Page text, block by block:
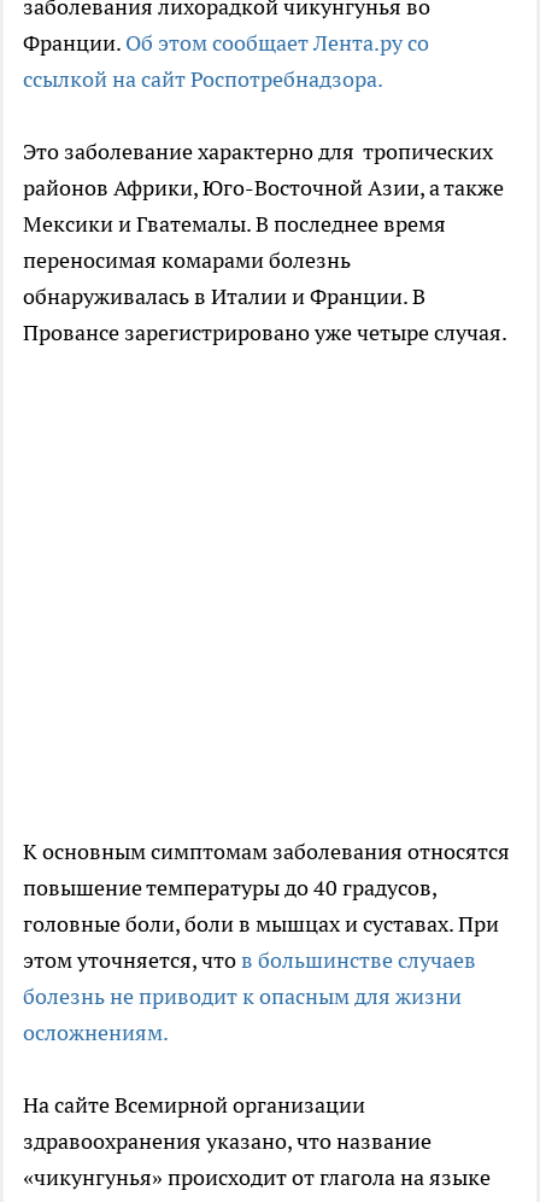
заболевания лихорадкой чикунгунья во
Франции. Об этом сообщает Лента.ру со
ссылкой на сайт Роспотребнадзора.
Это заболевание характерно для тропических
районов Африки, Юго-Восточной Азии, а также
Мексики и Гватемалы. В последнее время
переносимая комарами болезнь
обнаруживалась в Италии и Франции. В
Провансе зарегистрировано уже четыре случая.
К основным симптомам заболевания относятся
повышение температуры до 40 градусов,
головные боли, боли в мышцах и суставах. При
этом уточняется, чтов большинстве случаев
болезнь не приводит к опасным для жизни
осложнениям.
На сайте Всемирной организации
здравоохранения указано, что название
«чикунгунья» происходит от глагола на языке